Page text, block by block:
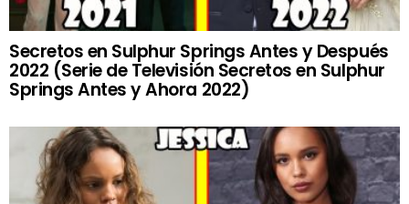
Secretos en Sulphur Springs Antes y Después
2022 (Serie de Televisión Secretos en Sulphur
Springs Antes y Ahora 2022)